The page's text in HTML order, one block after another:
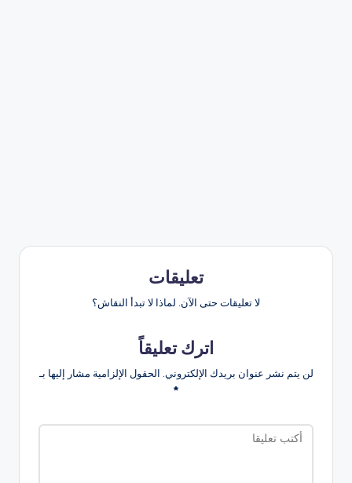
تعليقات
لا تعليقات حتى الآن. لماذا لا تبدأ النقاش؟
اترك تعليقاً
لن يتم نشر عنوان بريدك الإلكتروني. الحقول الإلزامية مشار إليها بـ
*